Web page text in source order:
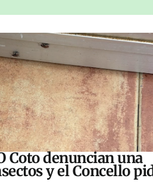
Coto denuncian una
y el Concello